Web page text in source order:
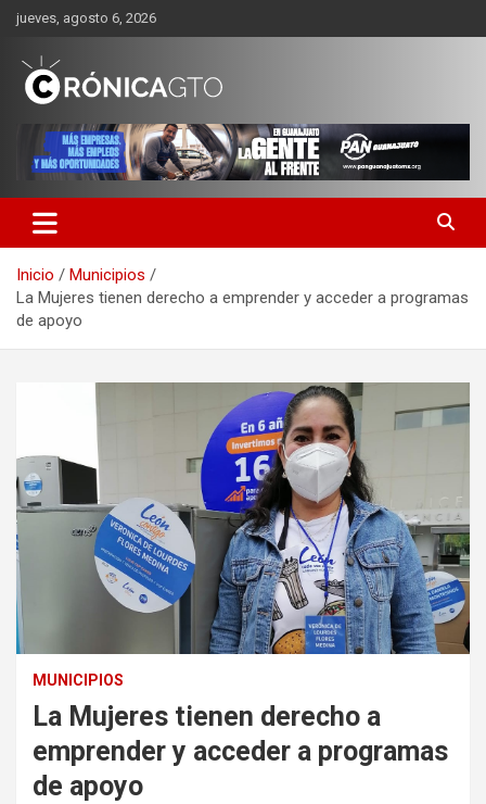
Saltar
contenido
jueves, agosto 6, 2026
CRONICA GUANAJUATO
Inicio
Municipios
La Mujeres tienen derecho a emprender y acceder a programas
de apoyo
MUNICIPIOS
La Mujeres tienen derecho a
emprender y acceder a programas
de apoyo